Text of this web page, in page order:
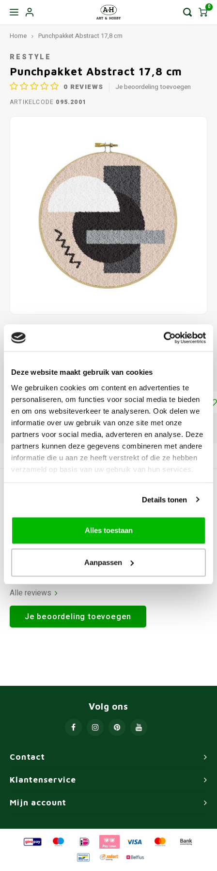
Deze website maakt gebruik van cookies
We gebruiken cookies om content en advertenties te
personaliseren, om functies voor social media te bieden
en om ons websiteverkeer te analyseren. Ook delen we
informatie over uw gebruik van onze site met onze
partners voor social media, adverteren en analyse. Deze
partners kunnen deze gegevens combineren met andere
informatie die u aan ze heeft verstrekt of die ze hebben
verzameld op basis van uw gebruik van hun services.
Details tonen
Alles toestaan
Aanpassen
0
Home Punchpakket Abstract 17,8 cm
RESTYLE
Punchpakket Abstract 17,8 cm
0 REVIEWS Je beoordeling toevoegen
ARTIKELCODE 095.2001
€28,95
Puch knutselpakketLees meer
Toevoegen aan winkelwagen
DELEN:
Productomschrijving
0Reviews
Alle reviews
Je beoordeling toevoegen
Contact
Volg ons
Klantenservice
Mijn account